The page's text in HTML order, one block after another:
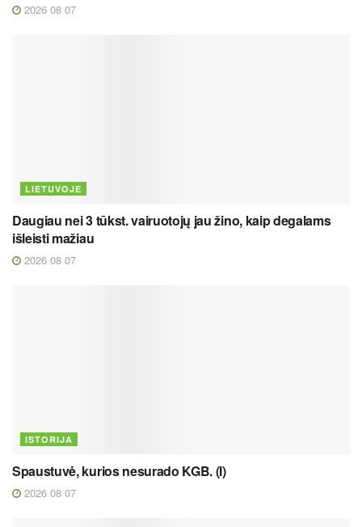
2026 08 07
LIETUVOJE
Daugiau nei 3 tūkst. vairuotojų jau žino, kaip degalams
išleisti mažiau
2026 08 07
ISTORIJA
Spaustuvė, kurios nesurado KGB. (I)
2026 08 07